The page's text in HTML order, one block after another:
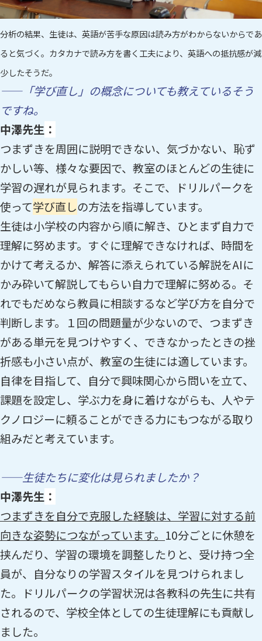
分析の結果、生徒は、英語が苦手な原因は読み方がわからないからであ
ると気づく。カタカナで読み方を書く工夫により、英語への抵抗感が減
少したそうだ。
——「学び直し」の概念についても教えているそう
ですね。
中澤先生 ：
つまずきを周囲に説明できない、気づかない、恥ず
かしい等、様々な要因で、教室のほとんどの生徒に
学習の遅れが見られます。そこで、ドリルパークを
使って学び直しの方法を指導しています。
生徒は小学校の内容から順に解き、ひとまず自力で
理解に努めます。すぐに理解できなければ、時間を
かけて考えるか、解答に添えられている解説をAIに
かみ砕いて解説してもらい自力で理解に努める。そ
れでもだめなら教員に相談するなど学び方を自分で
判断します。１回の問題量が少ないので、つまずき
がある単元を見つけやすく、できなかったときの挫
折感も小さい点が、教室の生徒には適しています。
自律を目指して、自分で興味関心から問いを立て、
課題を設定し、学ぶ力を身に着けながらも、人やテ
クノロジーに頼ることができる力にもつながる取り
組みだと考えています。
——生徒たちに変化は見られましたか？
中澤先生 ：
つまずきを自分で克服した経験は、学習に対する前
向きな姿勢につながっています。 10分ごとに休憩を
挟んだり、学習の環境を調整したりと、受け持つ全
員が、自分なりの学習スタイルを見つけられまし
た。ドリルパークの学習状況は各教科の先生に共有
されるので、学校全体としての生徒理解にも貢献し
ました。